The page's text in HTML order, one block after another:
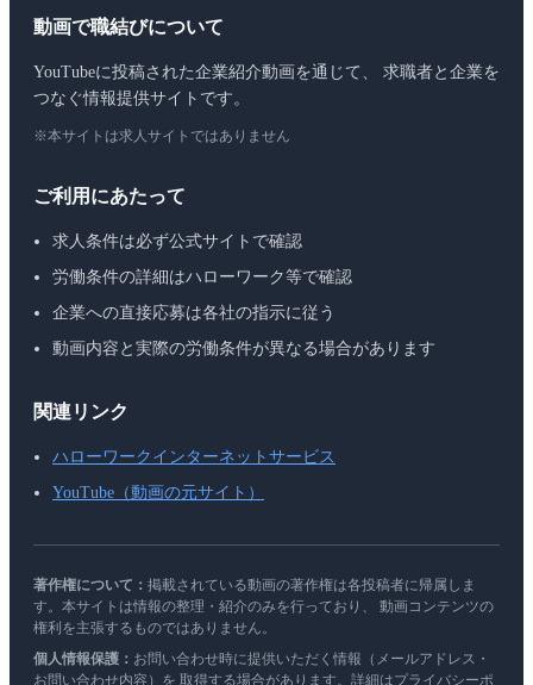
動画で職結びについて
YouTubeに投稿された企業紹介動画を通じて、 求職者と企業を
つなぐ情報提供サイトです。
※本サイトは求人サイトではありません
ご利用にあたって
求人条件は必ず公式サイトで確認
労働条件の詳細はハローワーク等で確認
企業への直接応募は各社の指示に従う
動画内容と実際の労働条件が異なる場合があります
関連リンク
ハローワークインターネットサービス
YouTube（動画の元サイト）
著作権について： 掲載されている動画の著作権は各投稿者に帰属しま
す。本サイトは情報の整理・紹介のみを行っており、 動画コンテンツの
権利を主張するものではありません。
個人情報保護： お問い合わせ時に提供いただく情報（メールアドレス・
お問い合わせ内容）を 取得する場合があります。詳細はプライバシーポ